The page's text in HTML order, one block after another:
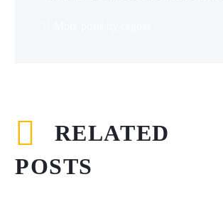
RELATED
POSTS